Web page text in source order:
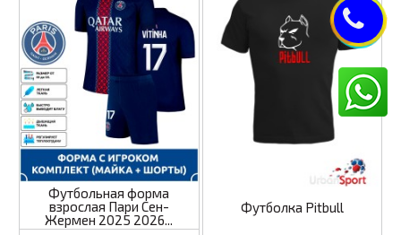
Футбольная форма
взрослая Пари Сен-
Жермен 2025 2026...
Футболка Pitbull